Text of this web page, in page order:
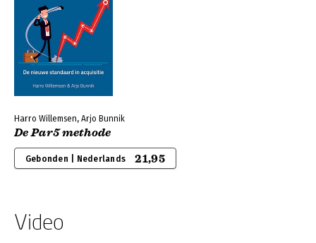
Harro Willemsen, Arjo Bunnik
De Par5 methode
Gebonden | Nederlands 21,95
Video